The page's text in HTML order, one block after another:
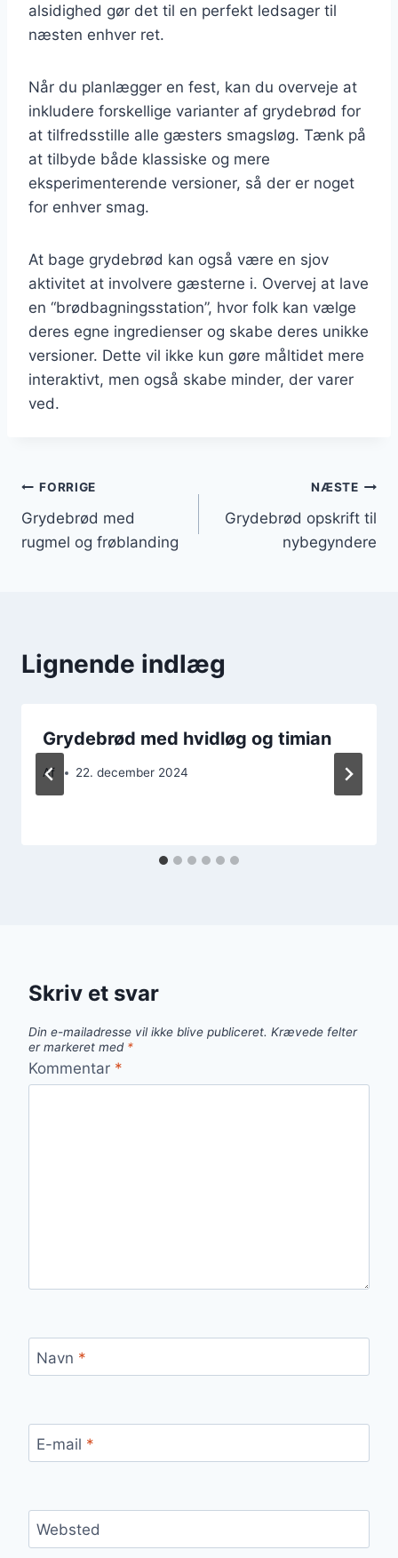
alsidighed gør det til en perfekt ledsager til
næsten enhver ret.
Når du planlægger en fest, kan du overveje at
inkludere forskellige varianter af grydebrød for
at tilfredsstille alle gæsters smagsløg. Tænk på
at tilbyde både klassiske og mere
eksperimenterende versioner, så der er noget
for enhver smag.
At bage grydebrød kan også være en sjov
aktivitet at involvere gæsterne i. Overvej at lave
en “brødbagningsstation”, hvor folk kan vælge
deres egne ingredienser og skabe deres unikke
versioner. Dette vil ikke kun gøre måltidet mere
interaktivt, men også skabe minder, der varer
ved.
Indlægsnavigation
FORRIGE
Grydebrød med
rugmel og frøblanding
NÆSTE
Grydebrød opskrift til
nybegyndere
Lignende indlæg
Grydebrød med hvidløg og timian
Af 22. december 2024
Skriv et svar
Din e-mailadresse vil ikke blive publiceret. Krævede felter
er markeret med *
Kommentar *
Navn *
E-mail *
Websted